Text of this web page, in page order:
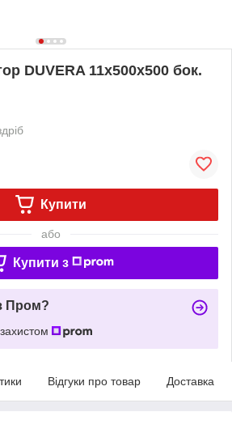
DUVERA 11х500х500 бок.
Купити
або
Купити з
Пром?
Відгуки про товар Доставка